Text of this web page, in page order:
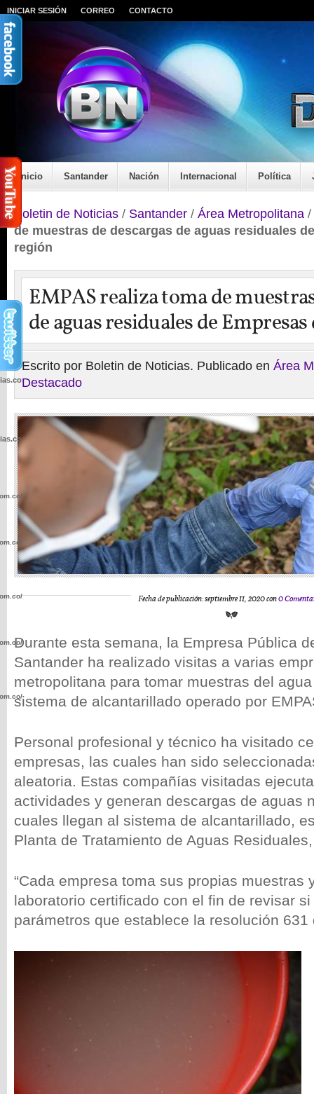
INICIAR SESIÓN CORREO CONTACTO
Inicio Santander Nación Internacional Política
Boletin de Noticias / Santander / Área Metropolitana /
de muestras de descargas de aguas residuales
región
EMPAS realiza toma de
de aguas residuales de
Escrito por Boletin de Noticias. Publicado en Área
Destacado
Fecha de publicación: septiembre 11, 2020 con0
Durante esta semana, la Empresa Pública
Santander ha realizado visitas a varias
metropolitana para tomar muestras del
sistema de alcantarillado operado por
Personal profesional y técnico ha visitado
empresas, las cuales han sido
aleatoria. Estas compañías visitadas
actividades y generan descargas de aguas
cuales llegan al sistema de alcantarillado,
Planta de Tratamiento de Aguas
“Cada empresa toma sus propias muestras
laboratorio certificado con el fin de revisar
parámetros que establece la resolución 631
wp-
wp-
wp-
wp-
wp-
wp-
wp-
wp-